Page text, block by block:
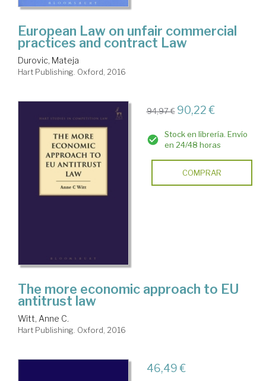
European Law on unfair commercial
practices and contract Law
Durovic, Mateja
Hart Publishing. Oxford, 2016
94,97 € 90,22 €
Stock en librería. Envío
en 24/48 horas
COMPRAR
The more economic approach to EU
antitrust law
Witt, Anne C.
Hart Publishing. Oxford, 2016
46,49 €